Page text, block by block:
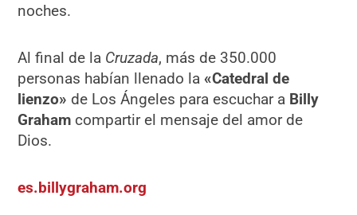
noches.
Al final de la Cruzada, más de 350.000
personas habían llenado la «Catedral de
lienzo» de Los Ángeles para escuchar a Billy
Graham compartir el mensaje del amor de
Dios.
es.billygraham.org